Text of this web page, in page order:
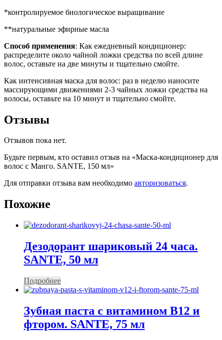
*контролируемое биологическое выращивание
**натуральные эфирные масла
Способ применения: Как ежедневный кондиционер:
распределите около чайной ложки средства по всей длине
волос, оставьте на две минуты и тщательно смойте.
Как интенсивная маска для волос: раз в неделю наносите
массирующими движениями 2-3 чайных ложки средства на
волосы, оставьте на 10 минут и тщательно смойте.
Отзывы
Отзывов пока нет.
Будьте первым, кто оставил отзыв на «Маска-кондиционер для
волос с Манго. SANTE, 150 мл»
Для отправки отзыва вам необходимо авторизоваться.
Похожие
Дезодорант шариковый 24 часа.
SANTE, 50 мл
Подробнее
Зубная паста с витамином В12 и
фтором. SANTE, 75 мл